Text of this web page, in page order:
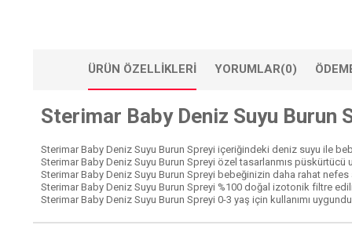
ÜRÜN ÖZELLIKLERI YORUMLAR(0)
Sterimar Baby Deniz Suyu Burun
Sterimar Baby Deniz Suyu Burun Spreyi içeriğindeki deniz suyu ile
Sterimar Baby Deniz Suyu Burun Spreyi özel tasarlanmıs püskürtücü
Sterimar Baby Deniz Suyu Burun Spreyi bebeğinizin daha rahat
Sterimar Baby Deniz Suyu Burun Spreyi %100 doğal izotonik filtre
Sterimar Baby Deniz Suyu Burun Spreyi 0-3 yaş için kullanımı